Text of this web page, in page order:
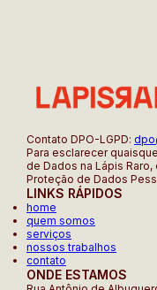
Contato DPO-LGPD:
Para esclarecer
de Dados na Lápis
Proteção de Dados
LINKS RÁPIDOS
home
quem somos
serviços
nossos trabalhos
contato
ONDE ESTAMOS